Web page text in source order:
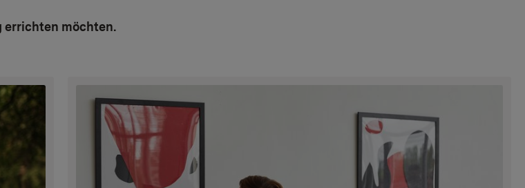
errichten möchten.